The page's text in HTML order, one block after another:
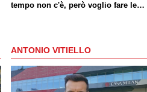
tempo non c'è, però voglio fare le
ANTONIO VITIELLO